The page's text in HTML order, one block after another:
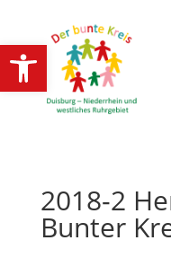
Open toolbar
2018-2
Bunter